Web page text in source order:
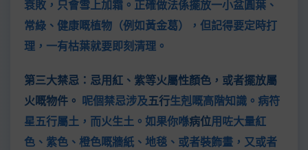
衰敗，只會雪上加霜。正確做法係擺放一小盆圓葉、
常綠、健康嘅植物（例如黃金葛），但記得要定時打
理，一有枯葉就要即刻清理。
第三大禁忌：忌用紅、紫等火屬性顏色，或者擺放屬
火嘅物件。 呢個禁忌涉及五行生剋嘅高階知識。病符
星五行屬土，而火生土。如果你喺病位用咗大量紅
色、紫色、橙色嘅牆紙、地毯、或者裝飾畫，又或者